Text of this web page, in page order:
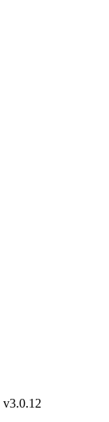
v3.0.12